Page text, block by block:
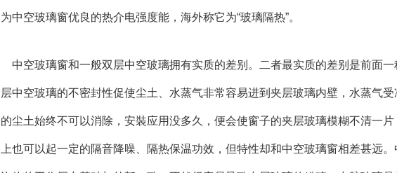
为中空玻璃窗优良的热介电强度能，海外称它为“玻璃隔热”。
中空玻璃窗和一般双层中空玻璃拥有实质的差别。二者最实质的差别是前面
层中空玻璃的不密封性促使尘土、水蒸气非常容易进到夹层玻璃内壁，水蒸气
的尘土始终不可以消除，安裝应用没多久，便会使窗子的夹层玻璃模糊不清一
上也可以起一定的隔音降噪、隔热保温功效，但特性却和中空玻璃窗相差甚远